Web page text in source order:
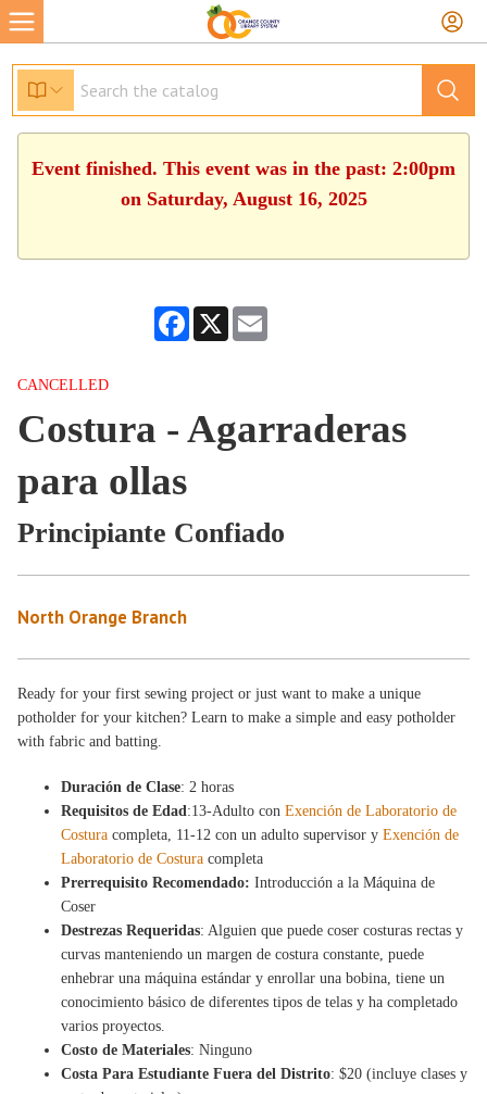
Event finished. This event was in the past: 2:00pm
on Saturday, August 16, 2025
Facebook
X
CANCELLED
Costura - Agarraderas
para ollas
Principiante Confiado
North Orange Branch
Ready for your first sewing project or just want to make a unique
potholder for your kitchen? Learn to make a simple and easy potholder
with fabric and batting.
Duración de Clase: 2 horas
Requisitos de Edad:13-Adulto conExención de Laboratorio de
Costura completa, 11-12 con un adulto supervisor yExención de
Laboratorio de Costura completa
Prerrequisito Recomendado: Introducción a la Máquina de
Coser
Destrezas Requeridas: Alguien que puede coser costuras rectas y
curvas manteniendo un margen de costura constante, puede
enhebrar una máquina estándar y enrollar una bobina, tiene un
conocimiento básico de diferentes tipos de telas y ha completado
varios proyectos.
Costo de Materiales: Ninguno
Costa Para Estudiante Fuera del Distrito: $20 (incluye clases y